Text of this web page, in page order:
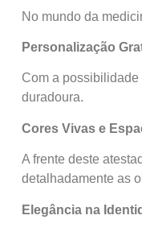
No mundo da
Personalização
Com a
duradoura.
Cores Vivas e
A frente deste
detalhadamente as
Elegância na